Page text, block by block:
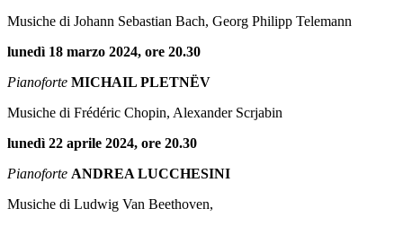
Musiche di Johann Sebastian Bach, Georg Philipp Telemann
lunedì 18 marzo 2024, ore 20.30
Pianoforte MICHAIL PLETNËV
Musiche di Frédéric Chopin, Alexander Scrjabin
lunedì 22 aprile 2024, ore 20.30
Pianoforte ANDREA LUCCHESINI
Musiche di Ludwig Van Beethoven,